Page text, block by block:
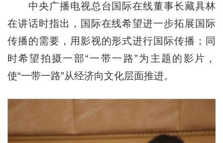
中央广播电视总台国际在线董事长藏具林
在讲话时指出，国际在线希望进一步拓展国际
传播的需要，用影视的形式进行国际传播；同
时希望拍摄一部“一带一路”为主题的影片，
使“一带一路”从经济向文化层面推进。